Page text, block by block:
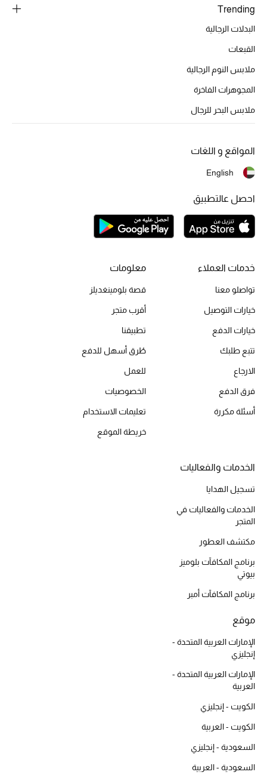
حقائب وأحذية متطابقة
هدايا للنساء
جميع الملابس النسائية
جميع الحقائب النسائية
جميع الإكسسورات النسائية
موضة نسائية
تسوقوا للنساء
الموسم الجديد
الحقائب النسائية
دليل ملتزمات الحقائب
أبرز الحقائب
تسوقوا الحقائب
الموسم الجديد
أحذية النسائية
تشكيلة الأحذية
الأحذية الرجالية
أحذية للأطفال
أبرز المصممين
Trending
البدلات الرجالية
القبعات
ملابس النوم الرجالية
المجوهرات الفاخرة
ملابس البحر للرجال
خدمات العملاء
تواصلو معنا
خيارات التوصيل
خيارات الدفع
تتبع طلبك
الارجاع
فرق الدفع
أسئلة مكررة
معلومات
قصة بلومينغديلز
أقرب متجر
تطبيقنا
طُرق أسهل للدفع
للعمل
الخصوصيات
تعليمات الاستخدام
خريطة الموقع
الخدمات والفعاليات
تسجيل الهدايا
الخدمات والفعاليات في
المتجر
مكتشف العطور
برنامج المكافآت بلوميز
بيوتي
برنامج المكافآت أمبر
موقع
الإمارات العربية المتحدة -
إنجليزي
الإمارات العربية المتحدة -
العربية
الكويت - إنجليزي
الكويت - العربية
السعودية - إنجليزي
السعودية - العربية
المواقع و اللغات
English
احصل عالتطبيق